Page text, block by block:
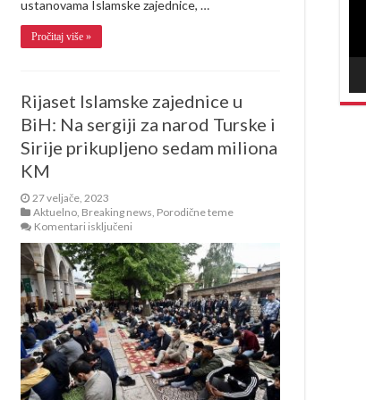
ustanovama Islamske zajednice, …
Pročitaj više »
Rijaset Islamske zajednice u
BiH: Na sergiji za narod Turske i
Sirije prikupljeno sedam miliona
KM
27 veljače, 2023
Aktuelno, Breaking news, Porodične teme
Komentari isključeni
Islamske
zajednice
u
BiH:
Na
sergiji
za
narod
Turske
i
Sirije